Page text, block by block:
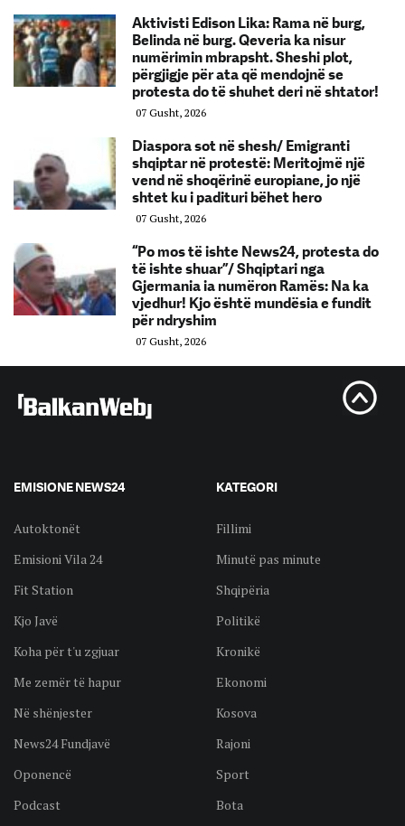
Aktivisti Edison Lika: Rama në burg,
Belinda në burg. Qeveria ka nisur
numërimin mbrapsht. Sheshi plot,
përgjigje për ata që mendojnë se
protesta do të shuhet deri në shtator!
07 Gusht, 2026
Diaspora sot në shesh/ Emigranti
shqiptar në protestë: Meritojmë një
vend në shoqërinë europiane, jo një
shtet ku i padituri bëhet hero
07 Gusht, 2026
“Po mos të ishte News24, protesta do
të ishte shuar”/ Shqiptari nga
Gjermania ia numëron Ramës: Na ka
vjedhur! Kjo është mundësia e fundit
për ndryshim
07 Gusht, 2026
EMISIONE NEWS24
Autoktonët
Emisioni Vila 24
Fit Station
Kjo Javë
Koha për t'u zgjuar
Me zemër të hapur
Në shënjester
News24 Fundjavë
Oponencë
Podcast
KATEGORI
Fillimi
Minutë pas minute
Shqipëria
Politikë
Kronikë
Ekonomi
Kosova
Rajoni
Sport
Bota